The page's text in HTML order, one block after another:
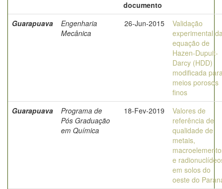
documento
Guarapuava
Engenharia
Mecânica
26-Jun-2015
Validação
experimental
equação de
Hazen-Dupuit-
Darcy (HDD)
modificada
meios porosos
finos
Guarapuava
Programa de
Pós Graduação
em Química
18-Fev-2019
Valores de
referência de
qualidade de
metais,
e
em solos do
oeste do